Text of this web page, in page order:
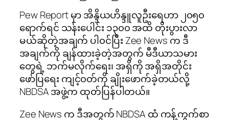
Pew Report မှာ အိန္ဒိယဟိန္ဒူလူဦးရေဟာ ၂၀၅၀
ရောက်ရင် သန်းပေါင်း ၁၃၀၀ အထိ တိုးပွားလာ
မယ်ဆိုတဲ့အချက် ပါ၀င်ပြီး Zee News က ဒီ
အချက်ကို ချန်ထားခဲ့တဲ့အတွက် မီဒီယာသမား
တွေရဲ့ ဘက်မလိုက်ရေး၊ အရှိကို အရှိအတိုင်း
ဖော်ပြရေး ကျင့်၀တ်ကို ချိုးဖောက်ခဲ့တယ်လို့
NBDSA အဖွဲ့က ထုတ်ပြန်ပါတယ်။
Zee News က ဒီအတွက် NBDSA ထံ ကန့်ကွက်စာ